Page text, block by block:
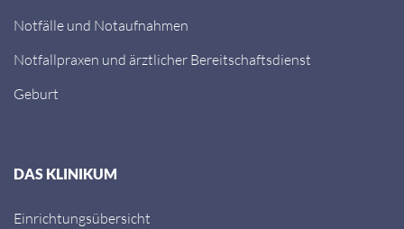
Notfälle und Notaufnahmen
Notfallpraxen und ärztlicher Bereitschaftsdienst
Geburt
DAS KLINIKUM
Einrichtungsübersicht